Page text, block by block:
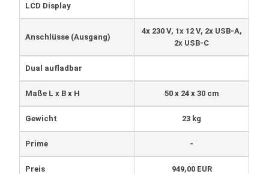
LCD Display
Anschlüsse (Ausgang)
4x 230 V, 1x 12 V, 2x USB-A,
2x USB-C
Dual aufladbar
Maße L x B x H 50 x 24 x 30 cm
Gewicht 23 kg
Prime -
Preis 949,00 EUR